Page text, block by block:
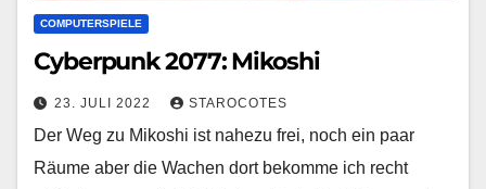
COMPUTERSPIELE
Cyberpunk 2077: Mikoshi
23. JULI 2022 STAROCOTES
Der Weg zu Mikoshi ist nahezu frei, noch ein paar
Räume aber die Wachen dort bekomme ich recht